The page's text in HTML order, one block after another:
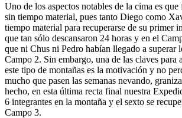
Uno de los aspectos notables de la cima es
sin tiempo material, pues tanto Diego como
tiempo material para recuperarse de su primer
que tan sólo descansaron 24 horas y en el
que ni Chus ni Pedro habían llegado a superar
Campo 2. Sin embargo, una de las claves para
este tipo de montañas es la motivación y no
mucho que pasen las semanas nevando,
hecho, en esta última recta final nuestra
6 integrantes en la montaña y el sexto se
Campo 3.